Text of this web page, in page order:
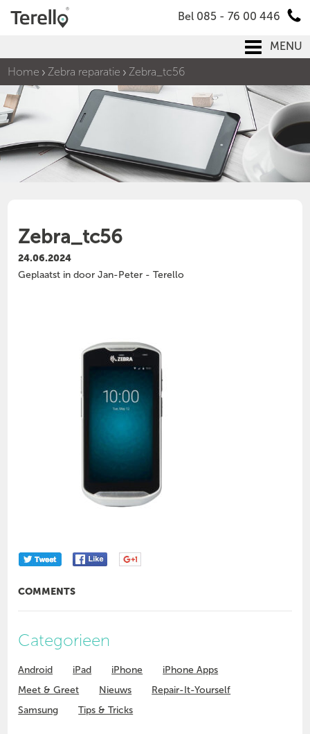
Bel 085 - 76 00 446
MENU
Home
Zebra reparatie Zebra_tc56
Zebra_tc56
24.06.2024
Geplaatst in door Jan-Peter - Terello
COMMENTS
Categorieen
Android iPad iPhone
iPhone Apps
Meet & Greet
Nieuws
Repair-It-Yourself
Samsung
Tips & Tricks